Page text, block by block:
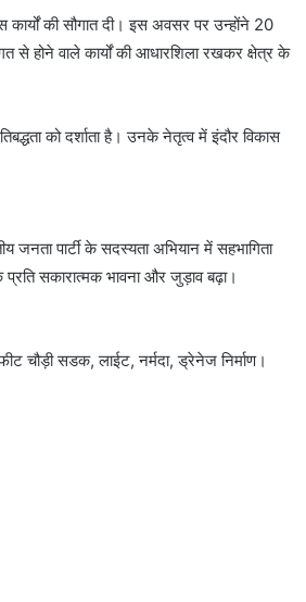
कार्यों की सौगात दी। इस अवसर पर उन्होंने 20
से होने वाले कार्यों की आधारशिला रखकर क्षेत्र के
को दर्शाता है। उनके नेतृत्व में इंदौर विकास
जनता पार्टी के सदस्यता अभियान में सहभागिता
प्रति सकारात्मक भावना और जुड़ाव बढ़ा।
चौड़ी सडक, लाईट, नर्मदा, ड्रेनेज निर्माण।